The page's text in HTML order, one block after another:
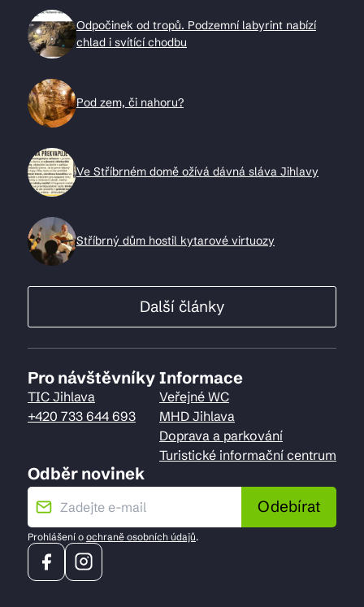
Odpočinek od tropů. Podzemní labyrint nabízí
chlad i svítící chodbu
Pod zem, či nahoru?
Ve Stříbrném domě ožívá dávná sláva Jihlavy
Stříbrný dům hostil kytarové virtuozy
Další články
Pro návštěvníky
TIC Jihlava
+420 733 644 693
Informace
Veřejné WC
MHD Jihlava
Doprava a parkování
Turistické informační centrum
Odběr novinek
Odebírat
Prohlášení o ochraně osobních údajů.